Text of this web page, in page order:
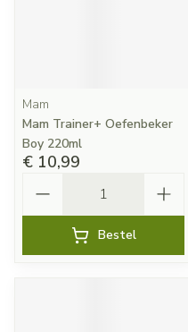
Mam
Mam Trainer+ Oefenbeker
Boy 220ml
€ 10,99
Bestel